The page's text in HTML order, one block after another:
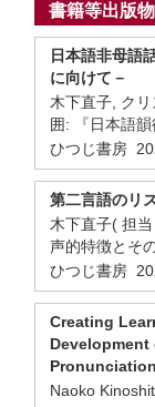
書籍等出版物
日本語非母語
に向けて－
木下直子, ク
囲: 『日本語
ひつじ書房
第二言語のリ
木下直子( 担
声的特徴とそ
ひつじ書房
Creating
Pronunciation
Naoko